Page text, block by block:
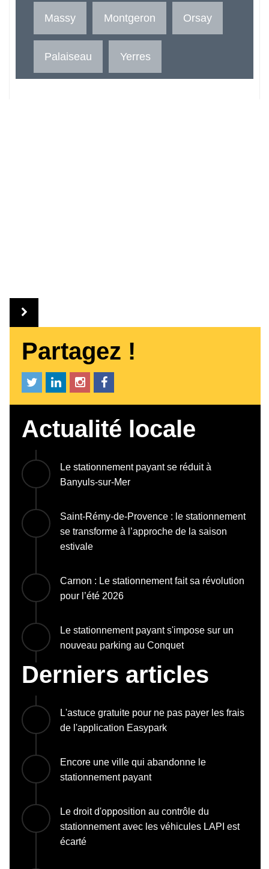
Massy Montgeron Orsay
Palaiseau Yerres
Partagez !
Actualité locale
Le stationnement payant se réduit à
Banyuls-sur-Mer
Saint-Rémy-de-Provence : le stationnement
se transforme à l’approche de la saison
estivale
Carnon : Le stationnement fait sa révolution
pour l’été 2026
Le stationnement payant s'impose sur un
nouveau parking au Conquet
Derniers articles
L'astuce gratuite pour ne pas payer les frais
de l'application Easypark
Encore une ville qui abandonne le
stationnement payant
Le droit d'opposition au contrôle du
stationnement avec les véhicules LAPI est
écarté